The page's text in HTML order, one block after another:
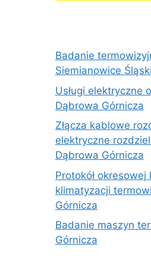
Badanie
Siemianowice
Usługi elektryczne
Dąbrowa Górnicza
Złącza kablowe
elektryczne
Dąbrowa Górnicza
Protokół
klimatyzacji
Górnicza
Badanie maszyn
Górnicza